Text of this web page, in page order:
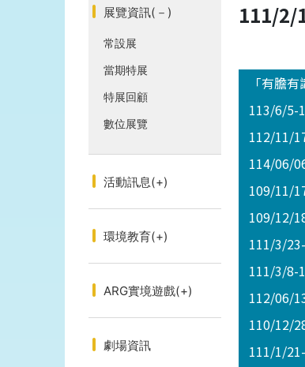
展覽資訊(－)
常設展
當期特展
特展回顧
數位展覽
活動訊息(+)
環境教育(+)
ARG實境遊戲(+)
劇場資訊
111/2/
「有膽
113/6/5-
112/11/
114/06/
109/11/
109/12/
111/3/
111/3/8-
112/06/
110/12/
111/1/